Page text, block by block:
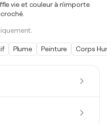
vie et couleur à n'importe
Plume Peinture Corps